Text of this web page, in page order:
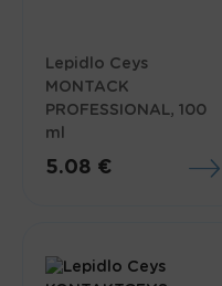
Lepidlo Ceys
MONTACK
PROFESSIONAL, 100
ml
5.08 €